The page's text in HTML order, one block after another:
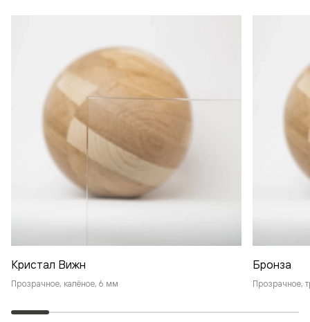
Кристал Вижн
Прозрачное, калёное, 6 мм
Бронза
Прозрачное,